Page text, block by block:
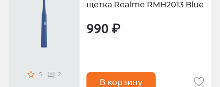
5 2
щетка Realme RMH2013 Blue
990 ₽
В корзину